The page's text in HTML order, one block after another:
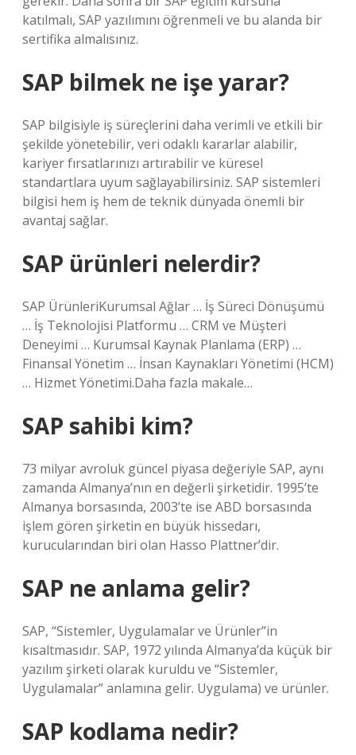
katılmalı, SAP yazılımını öğrenmeli ve bu alanda bir
sertifika almalısınız.
SAP bilmek ne işe yarar?
SAP bilgisiyle iş süreçlerini daha verimli ve etkili bir
şekilde yönetebilir, veri odaklı kararlar alabilir,
kariyer fırsatlarınızı artırabilir ve küresel
standartlara uyum sağlayabilirsiniz. SAP sistemleri
bilgisi hem iş hem de teknik dünyada önemli bir
avantaj sağlar.
SAP ürünleri nelerdir?
SAP ÜrünleriKurumsal Ağlar … İş Süreci Dönüşümü
… İş Teknolojisi Platformu … CRM ve Müşteri
Deneyimi … Kurumsal Kaynak Planlama (ERP) …
Finansal Yönetim … İnsan Kaynakları Yönetimi (HCM)
… Hizmet Yönetimi.Daha fazla makale…
SAP sahibi kim?
73 milyar avroluk güncel piyasa değeriyle SAP, aynı
zamanda Almanya’nın en değerli şirketidir. 1995’te
Almanya borsasında, 2003’te ise ABD borsasında
işlem gören şirketin en büyük hissedarı,
kurucularından biri olan Hasso Plattner’dir.
SAP ne anlama gelir?
SAP, “Sistemler, Uygulamalar ve Ürünler”in
kısaltmasıdır. SAP, 1972 yılında Almanya’da küçük bir
yazılım şirketi olarak kuruldu ve “Sistemler,
Uygulamalar” anlamına gelir. Uygulama) ve ürünler.
SAP kodlama nedir?